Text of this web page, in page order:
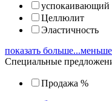
успокаивающий
Целлюлит
Эластичность
показать больше...
Специальные
Продажа %